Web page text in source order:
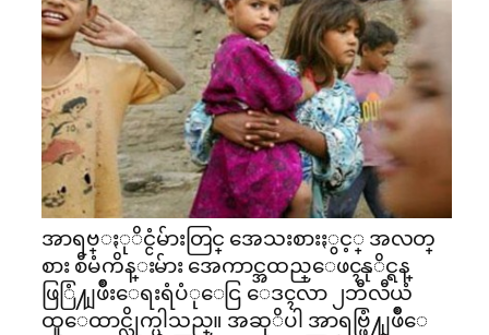
အာရဗ္ႏုိင္ငံမ်ားတြင္ အေသးစားႏွင့္ အလတ္
စား စီမံကိန္းမ်ား အေကာင္အထည္ေဖၚနုိင္ရန္
ဖြြံ႔ျဖိဳးေရးရံပံုေငြ ေဒၚလာ ၂ဘီလီယံ
ထူေထာင္လိုက္ပါသည္။ အဆုိပါ အာရဗ္ဖြံ႔ျဖိဳေ